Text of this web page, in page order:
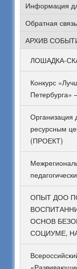
Информация
Обратная связь
АРХИВ
ЛОШАДКА-
Конкурс
Петербурга»
Организация
ресурсным
(ПРОЕКТ)
ОПЫТ ДОО
ОСНОВ
СОЦИУМЕ,